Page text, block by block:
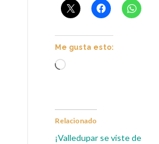
Me gusta esto:
Cargando...
Relacionado
¡Valledupar se viste de